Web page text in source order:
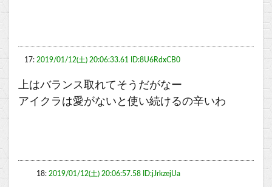
17: 2019/01/12(土) 20:06:33.61 ID:8U6RdxCB0
上はバランス取れてそうだがなー
アイクラは愛がないと使い続けるの辛いわ
18: 2019/01/12(土) 20:06:57.58 ID:jJrkzejUa